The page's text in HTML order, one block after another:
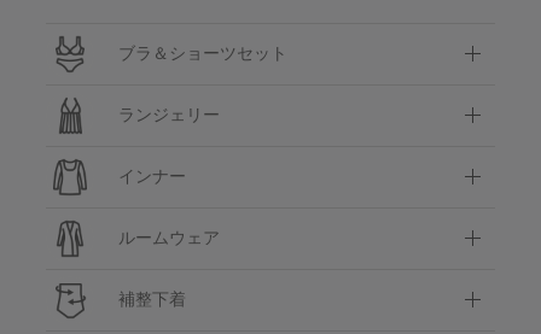
ブラ＆ショーツセット
ランジェリー
インナー
ルームウェア
補整下着